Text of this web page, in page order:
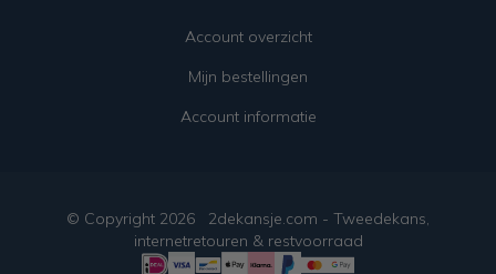
Account overzicht
Mijn bestellingen
Account informatie
© Copyright 2026
2dekansje.com - Tweedekans,
internetretouren & restvoorraad